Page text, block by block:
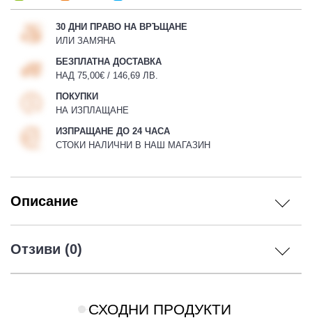
30 ДНИ ПРАВО НА ВРЪЩАНЕ
ИЛИ ЗАМЯНА
БЕЗПЛАТНА ДОСТАВКА
НАД 75,00€ / 146,69 ЛВ.
ПОКУПКИ
НА ИЗПЛАЩАНЕ
ИЗПРАЩАНЕ ДО 24 ЧАСА
СТОКИ НАЛИЧНИ В НАШ МАГАЗИН
Описание
Отзиви (0)
СХОДНИ ПРОДУКТИ